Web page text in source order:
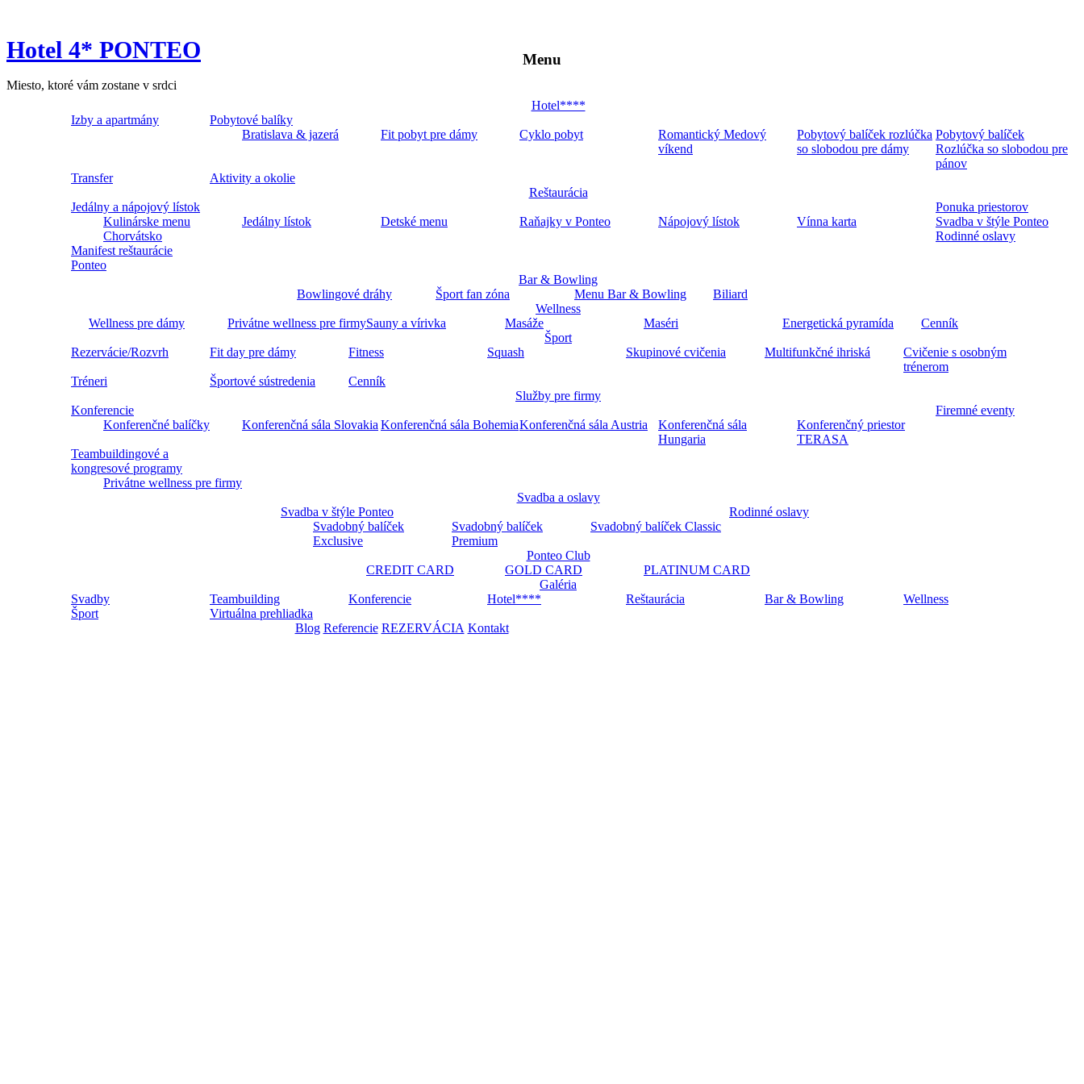
Hotel 4* PONTEO
Miesto, ktoré vám zostane v srdci
Menu
Hotel****
Izby a apartmány
Pobytové balíky
Bratislava & jazerá
Fit pobyt pre dámy Cyklo pobyt
Romantický Medový
víkend
Pobytový balíček rozlúčka
so slobodou pre dámy
Pobytový balíček
Rozlúčka so slobodou pre
pánov
Transfer
Aktivity a okolie
Reštaurácia
Jedálny a nápojový lístok
Kulinárske menu
Chorvátsko
Jedálny lístok Detské menu Raňajky v Ponteo Nápojový lístok Vínna karta
Ponuka priestorov
Svadba v štýle Ponteo
Rodinné oslavy
Manifest reštaurácie
Ponteo
Bar & Bowling
Bowlingové dráhy
Šport fan zóna Menu Bar & Bowling
Biliard
Wellness
Wellness pre dámy
Privátne wellness pre firmySauny a vírivka Masáže Maséri Energetická pyramída
Cenník
Šport
Rezervácie/Rozvrh
Fit day pre dámy Fitness Squash Skupinové cvičenia Multifunkčné ihriská
Cvičenie s osobným
trénerom
Tréneri
Športové sústredenia
Cenník
Služby pre firmy
Konferencie
Konferenčné balíčky
Konferenčná sála Slovakia Konferenčná sála BohemiaKonferenčná sála Austria
Konferenčná sála
Hungaria
Konferenčný priestor
TERASA
Firemné eventy
Teambuildingové a
kongresové programy
Privátne wellness pre firmy
Svadba a oslavy
Svadba v štýle Ponteo
Svadobný balíček
Exclusive
Svadobný balíček
Premium
Svadobný balíček Classic
Rodinné oslavy
Ponteo Club
CREDIT CARD
GOLD CARD
PLATINUM CARD
Galéria
Svadby
Teambuilding Konferencie Hotel**** Reštaurácia Bar & Bowling
Wellness
Šport
Virtuálna prehliadka
Blog Referencie REZERVÁCIA Kontakt